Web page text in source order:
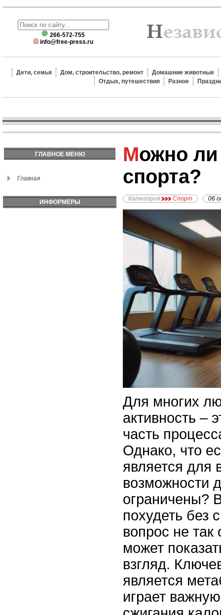
266-572-755
info@free-press.ru
Дети, семья Дом, строительство, ремонт
Домашние животные
Отдых, путешествия
Разное
ГЛАВНОЕ МЕНЮ
Главная
ИНФОРМЕРЫ
Можно ли похудеть без
спорта?
Категория Спорт 06
Для многих
активность –
часть
Однако, что
является для
возможности
ограничены?
похудеть без
вопрос не так
может
взгляд.
является
играет